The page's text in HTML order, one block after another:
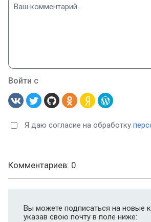
Войти с
Я даю согласие на обработку
Комментариев: 0
Вы можете подписаться на новые
указав свою почту в поле ниже: